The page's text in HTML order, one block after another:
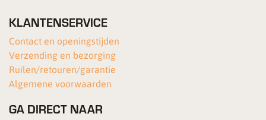
KLANTENSERVICE
Contact en openingstijden
Verzending en bezorging
Ruilen/retouren/garantie
Algemene voorwaarden
GA DIRECT NAAR